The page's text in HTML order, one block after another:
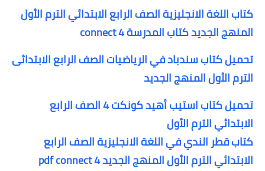
كتاب اللغة الانجليزية الصف الرابع الابتدائي الترم الأول
المنهج الجديد كتاب المدرسة connect 4
تحميل كتاب سندباد في الرياضيات الصف الرابع الابتدائى
الترم الأول المنهج الجديد
تحميل كتاب استيب أهيد كونكت 4 الصف الرابع
الابتدائي الترم الأول
كتاب قطر الندي في اللغة الانجليزية الصف الرابع
الابتدائي الترم الأول المنهج الجديد pdf connect 4